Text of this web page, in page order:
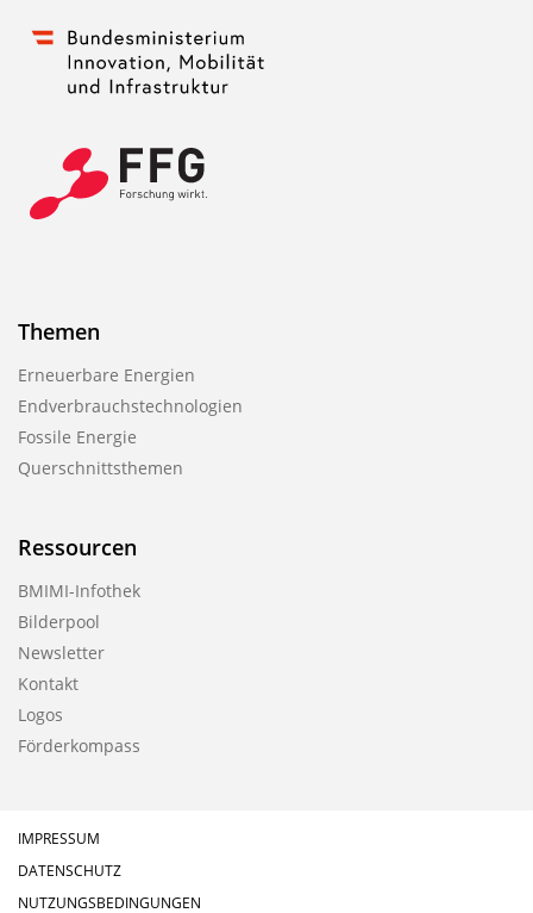
Themen
Erneuerbare Energien
Endverbrauchstechnologien
Fossile Energie
Querschnittsthemen
Ressourcen
BMIMI-Infothek
Bilderpool
Newsletter
Kontakt
Logos
Förderkompass
IMPRESSUM
DATENSCHUTZ
NUTZUNGSBEDINGUNGEN